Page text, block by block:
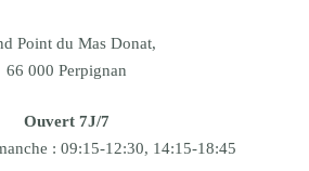
Point du Mas Donat,
66 000 Perpignan
Ouvert 7J/7
: 09:15-12:30, 14:15-18:45